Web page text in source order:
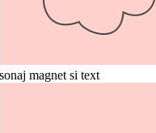
magnet si text